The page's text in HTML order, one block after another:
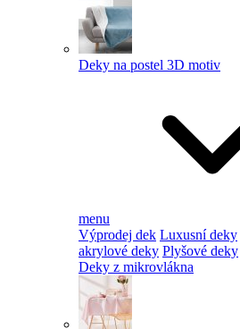
Deky na postel 3D motiv
menu
Výprodej dek Luxusní deky
akrylové deky Plyšové deky
Deky z mikrovlákna